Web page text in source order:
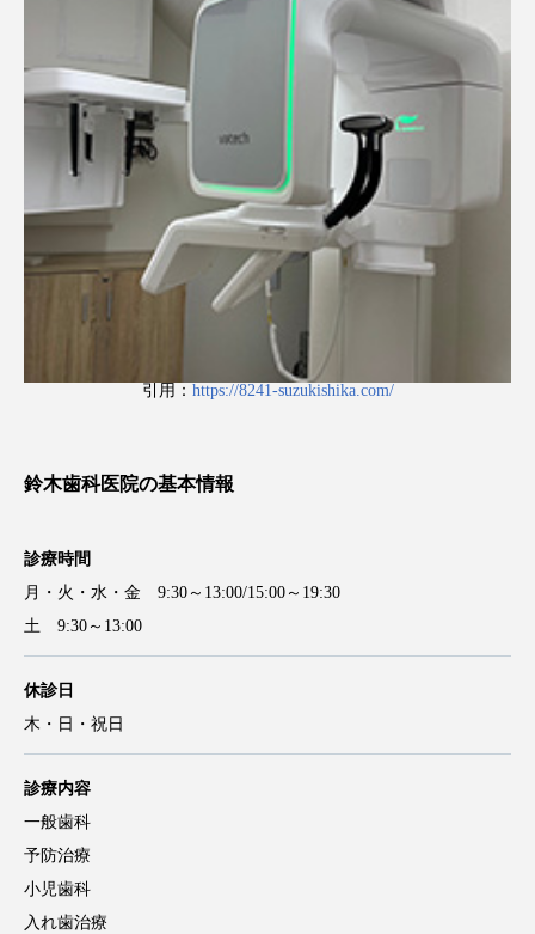
引用： https://8241-suzukishika.com/
鈴木歯科医院の基本情報
診療時間
月・火・水・金 9:30～13:00/15:00～19:30
土 9:30～13:00
休診日
木・日・祝日
診療内容
一般歯科
予防治療
小児歯科
入れ歯治療